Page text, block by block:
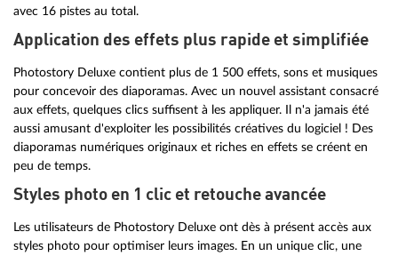
avec 16 pistes au total.
Application des effets plus rapide et simplifiée
Photostory Deluxe contient plus de 1 500 effets, sons et musiques
pour concevoir des diaporamas. Avec un nouvel assistant consacré
aux effets, quelques clics suffisent à les appliquer. Il n'a jamais été
aussi amusant d'exploiter les possibilités créatives du logiciel ! Des
diaporamas numériques originaux et riches en effets se créent en
peu de temps.
Styles photo en 1 clic et retouche avancée
Les utilisateurs de Photostory Deluxe ont dès à présent accès aux
styles photo pour optimiser leurs images. En un unique clic, une